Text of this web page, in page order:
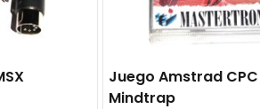
Juego Amstrad CPC
Mindtrap